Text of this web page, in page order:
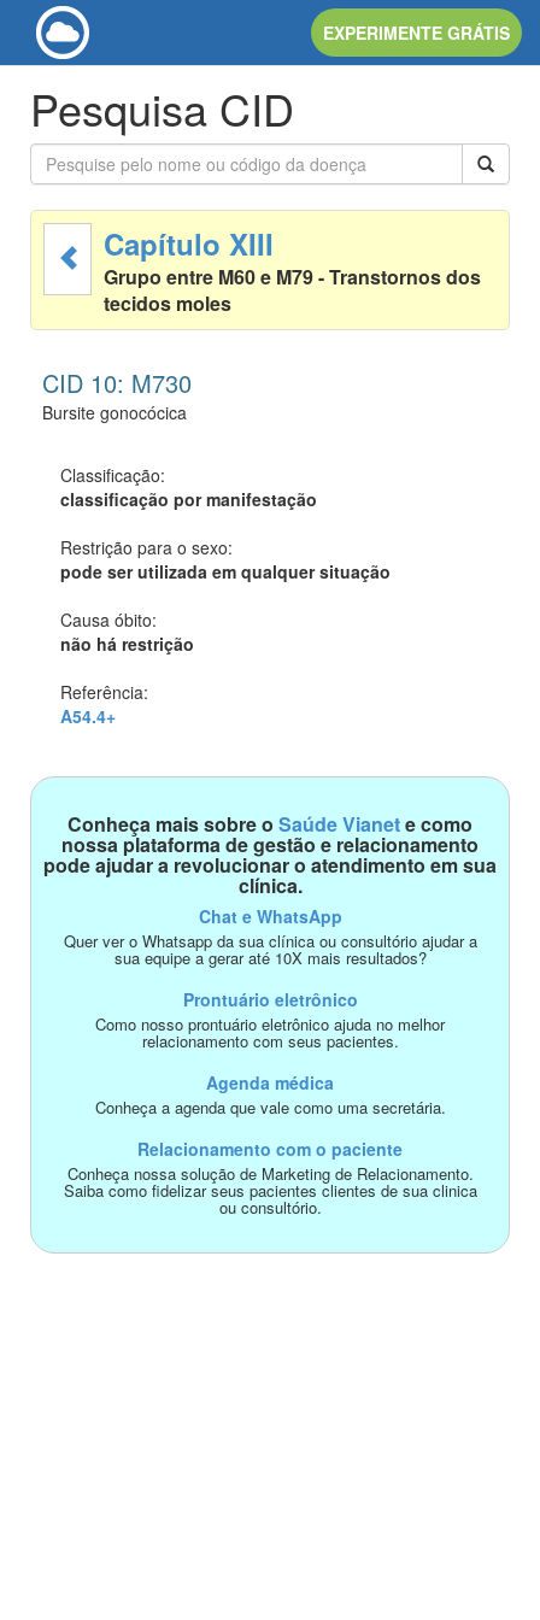
EXPERIMENTE GRÁTIS
Pesquisa CID
Capítulo XIII
Grupo entre M60 e M79 - Transtornos dos
tecidos moles
CID 10: M730
Bursite gonocócica
Classificação:
classificação por manifestação
Restrição para o sexo:
pode ser utilizada em qualquer situação
Causa óbito:
não há restrição
Referência:
A54.4+
Conheça mais sobre o Saúde Vianete como
nossa plataforma de gestão e relacionamento
pode ajudar a revolucionar o atendimento em sua
clínica.
Chat e WhatsApp
Quer ver o Whatsapp da sua clínica ou consultório ajudar a
sua equipe a gerar até 10X mais resultados?
Prontuário eletrônico
Como nosso prontuário eletrônico ajuda no melhor
relacionamento com seus pacientes.
Agenda médica
Conheça a agenda que vale como uma secretária.
Relacionamento com o paciente
Conheça nossa solução de Marketing de Relacionamento.
Saiba como fidelizar seus pacientes clientes de sua clinica
ou consultório.